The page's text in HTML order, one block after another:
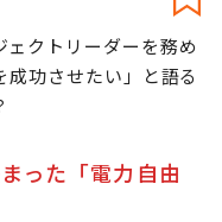
クトリーダーを務め
功させたい」と語る
った「電力自由